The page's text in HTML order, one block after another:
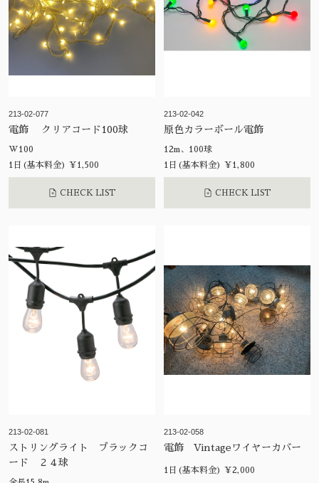
213-02-077
電飾 クリアコード100球
W100
1日(基本料金) ¥1,500
CHECK LIST
213-02-042
原色カラーボール電飾
12m、100球
1日(基本料金) ¥1,800
CHECK LIST
213-02-081
ストリングライト ブラックコ
ード ２４球
213-02-058
電飾 Vintageワイヤーカバー
1日(基本料金) ¥2,000